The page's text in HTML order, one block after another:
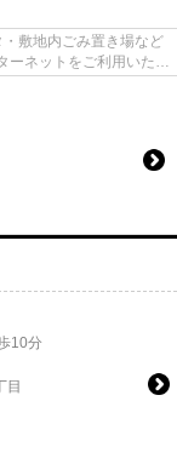
敷地内ごみ置き場など
ーネットをご利用いただ
10分
目